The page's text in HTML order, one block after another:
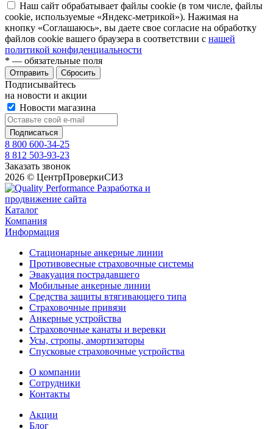
Наш сайт обрабатывает файлы cookie (в том числе, файлы
cookie, используемые «Яндекс-метрикой»). Нажимая на
кнопку «Соглашаюсь», вы даете свое согласие на обработку
файлов cookie вашего браузера в соответствии с нашей
политикой конфиденциальности
* — обязательные поля
Отправить Сбросить
Подписывайтесь
на новости и акции
Новости магазина
8 800 600-34-25
8 812 503-93-23
Заказать звонок
2026 © ЦентрПроверкиСИЗ
Разработка и
продвижение сайта
Каталог
Компания
Информация
Стационарные анкерные линии
Противовесные страховочные системы
Эвакуация пострадавшего
Мобильные анкерные линии
Средства защиты втягивающего типа
Страховочные привязи
Анкерные устройства
Страховочные канаты и веревки
Усы, стропы, амортизаторы
Спусковые страховочные устройства
О компании
Сотрудники
Контакты
Акции
Блог